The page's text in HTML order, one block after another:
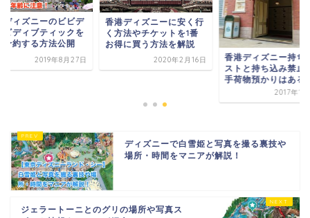
ディズニーのビビデ
ビディブティックを
予約する方法公開
2019年8月27日
香港ディズニーに安く行
く方法やチケットを1番
お得に買う方法を解説
2020年2月16日
香港ディズニー持ち
ストと持ち込み禁止
手荷物預かりはある
2017年12
ディズニーで白雪姫と写真を撮る裏技や
場所・時間をマニアが解説！
ジェラートーニとのグリの場所や写真ス